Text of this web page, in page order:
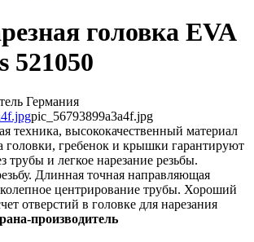
головка EVA
521050
Германия
pic_56793899a3a4f.jpg
техника, высококачественный материал
головки, гребенок и крышки гарантируют
трубы и легкое нарезание резьбы.
Длинная точная направляющая
центрирование трубы. Хороший
отверстий в головке для нарезания
производитель